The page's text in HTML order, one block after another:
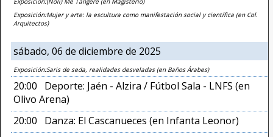
Exposición:Mujer y arte: la escultura como manifestación social y científica (en Col.
Arquitectos)
sábado, 06 de diciembre de 2025
Exposición:Saris de seda, realidades desveladas (en Baños Árabes)
20:00 Deporte: Jaén - Alzira / Fútbol Sala - LNFS (en
Olivo Arena)
20:00 Danza: El Cascanueces (en Infanta Leonor)